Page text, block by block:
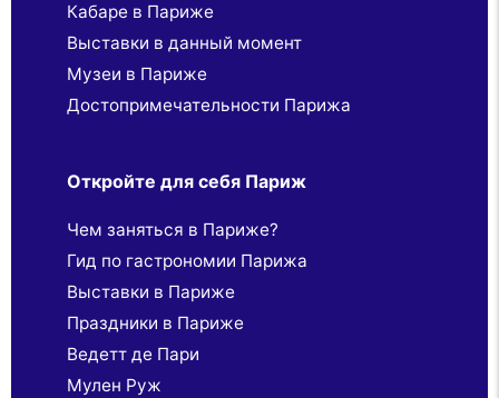
Кабаре в Париже
Выставки в данный момент
Музеи в Париже
Достопримечательности Парижа
Откройте для себя Париж
Чем заняться в Париже?
Гид по гастрономии Парижа
Выставки в Париже
Праздники в Париже
Ведетт де Пари
Мулен Руж